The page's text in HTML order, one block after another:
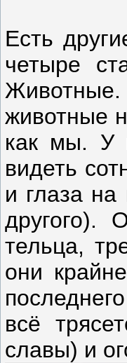
Есть
четыре
животные
как мы. У
видеть
и глаза
другого).
тельца,
они
всё
славы) и